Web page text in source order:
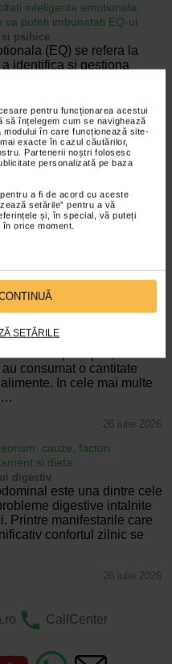
pentru funcționarea acestui
înțelegem cum se navighează
în care funcționează site-
exacte în cazul căutărilor,
Partenerii noștri folosesc
personalizată pe baza
a fi de acord cu aceste
setările” pentru a vă
și, în special, vă puteți
orice moment.
SETĂRILE
inteligenta emotionala:
va puteti imbunatati EQ-ul
psihice
(EQ) se refera la
identifica si gestiona
ca inteligenta
6 august 2026
declansatori si solutii
termenul medical pentru
de urina, de obicei in
Este o afectiune frecventa
cat si al adultilor.
considerat…
28 iulie 2026
plin: cand indica o afectiune si
digestiv
experimentat macar o data
consumat o cantitate
In cele mai multe
26 iulie 2026
cauze, factori
si dieta
digestiv
este una dintre cele
digestive intalnite
Printre manifestarile care
confortul zilnic se
26 iulie 2026
CallCenter